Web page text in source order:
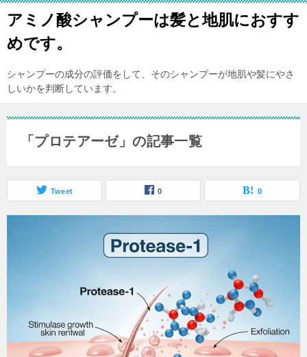
アミノ酸シャンプーは髪と地肌におすす
めです。
シャンプーの成分の評価をして、そのシャンプーが地肌や髪にやさ
しいかを判断しています。
「プロテアーゼ」の記事一覧
Tweet 0 0